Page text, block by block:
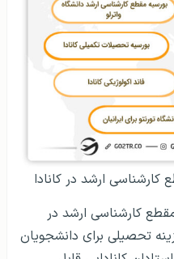
ارشد در کانادا
کارشناسی ارشد در
تحصیلی برای دانشجویان